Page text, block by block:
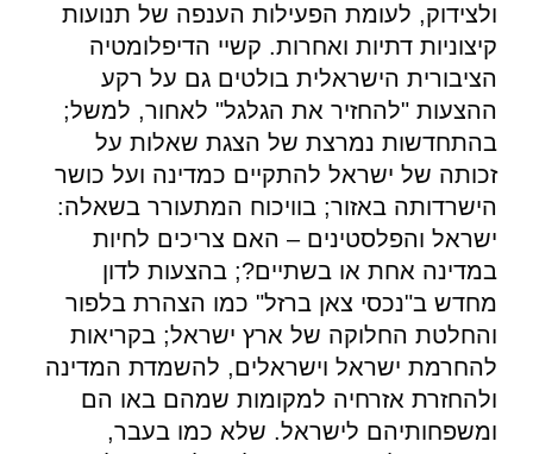
ולצידוק, לעומת הפעילות הענפה של תנועות
קיצוניות דתיות ואחרות. קשיי הדיפלומטיה
הציבורית הישראלית בולטים גם על רקע
ההצעות "להחזיר את הגלגל" לאחור, למשל;
בהתחדשות נמרצת של הצגת שאלות על
זכותה של ישראל להתקיים כמדינה ועל כושר
הישרדותה באזור; בוויכוח המתעורר בשאלה:
ישראל והפלסטינים – האם צריכים לחיות
במדינה אחת או בשתיים?; בהצעות לדון
מחדש ב"נכסי צאן ברזל" כמו הצהרת בלפור
והחלטת החלוקה של ארץ ישראל; בקריאות
להחרמת ישראל וישראלים, להשמדת המדינה
ולהחזרת אזרחיה למקומות שמהם באו הם
ומשפחותיהם לישראל. שלא כמו בעבר,